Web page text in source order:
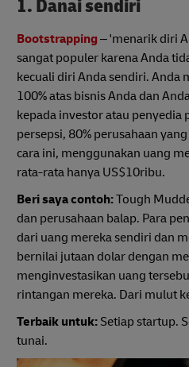
1. Danai sendiri
Bootstrapping– 'menarik diri
sangat populer karena Anda
kecuali diri Anda sendiri. Anda
100% atas bisnis Anda dan
kepada investor atau penyedia
persepsi, 80% perusahaan
cara ini, menggunakan uang
rata-rata hanya US$10ribu.
Beri saya contoh:Tough
dan perusahaan balap. Para
dari uang mereka sendiri dan
bernilai jutaan dolar dengan
menginvestasikan uang
rintangan mereka. Dari mulut
Terbaik untuk: Setiap startup.
tunai.